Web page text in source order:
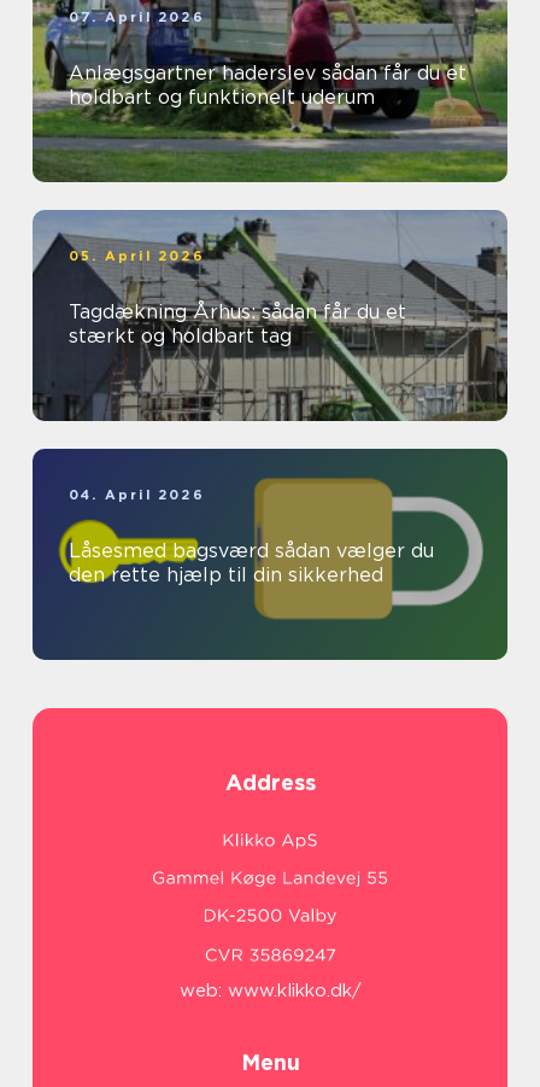
07. April 2026
Anlægsgartner haderslev sådan får du et
holdbart og funktionelt uderum
05. April 2026
Tagdækning Århus: sådan får du et
stærkt og holdbart tag
04. April 2026
Låsesmed bagsværd sådan vælger du
den rette hjælp til din sikkerhed
Address
web: www.klikko.dk/
Menu